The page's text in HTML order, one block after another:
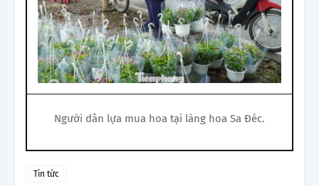
Người dân lựa mua hoa tại làng hoa Sa Đéc.
Tin tức